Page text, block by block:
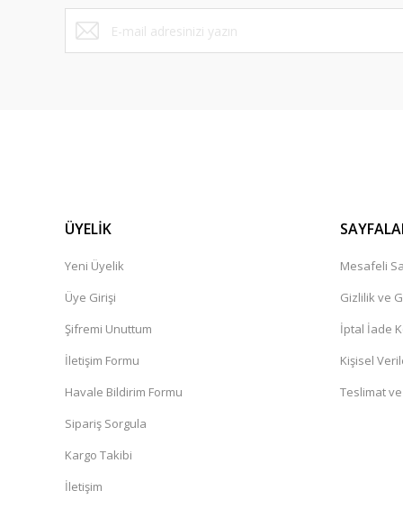
ÜYELİK
Yeni Üyelik
Üye Girişi
Şifremi Unuttum
İletişim Formu
Havale Bildirim Formu
Sipariş Sorgula
Kargo Takibi
İletişim
Mesafeli
Gizlilik ve
İptal İade
Kişisel
Teslimat